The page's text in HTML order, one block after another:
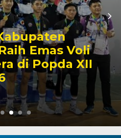
Emas Voli
di Popda XII